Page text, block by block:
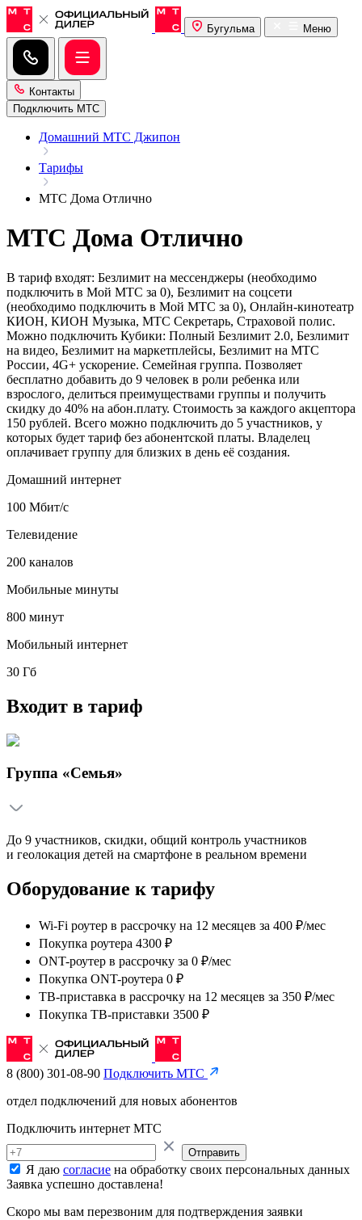
Бугульма Меню
Контакты
Подключить МТС
Домашний МТС Джипон
Тарифы
МТС Дома Отлично
МТС Дома Отлично
В тариф входят: Безлимит на мессенджеры (необходимо
подключить в Мой МТС за 0), Безлимит на соцсети
(необходимо подключить в Мой МТС за 0), Онлайн-кинотеатр
КИОН, КИОН Музыка, МТС Секретарь, Страховой полис.
Можно подключить Кубики: Полный Безлимит 2.0, Безлимит
на видео, Безлимит на маркетплейсы, Безлимит на МТС
России, 4G+ ускорение. Семейная группа. Позволяет
бесплатно добавить до 9 человек в роли ребенка или
взрослого, делиться преимуществами группы и получить
скидку до 40% на абон.плату. Стоимость за каждого акцептора
150 рублей. Всего можно подключить до 5 участников, у
которых будет тариф без абонентской платы. Владелец
оплачивает группу для близких в день её создания.
Домашний интернет
100 Мбит/с
Телевидение
200 каналов
Мобильные минуты
800 минут
Мобильный интернет
30 Гб
Входит в тариф
Группа «Семья»
До 9 участников, скидки, общий контроль участников
и геолокация детей на смартфоне в реальном времени
Оборудование к тарифу
Wi-Fi роутер в рассрочку на 12 месяцев за 400 ₽/мес
Покупка роутера 4300 ₽
ONT-роутер в рассрочку за 0 ₽/мес
Покупка ONT-роутера 0 ₽
ТВ-приставка в рассрочку на 12 месяцев за 350 ₽/мес
Покупка ТВ-приставки 3500 ₽
8 (800) 301-08-90 Подключить МТС
отдел подключений для новых абонентов
Подключить интернет МТС
Отправить
Я даю согласие на обработку своих персональных данных
Заявка успешно доставлена!
Скоро мы вам перезвоним для подтверждения заявки